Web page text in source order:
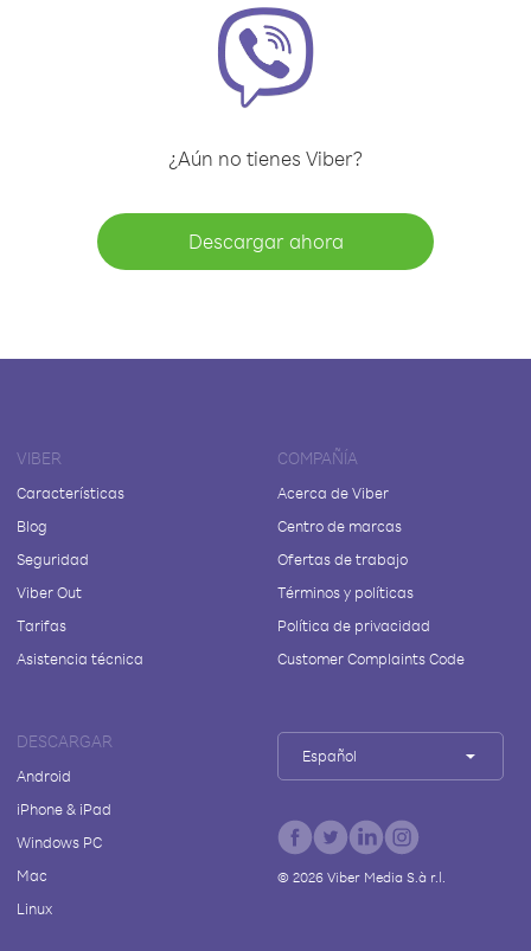
¿Aún no tienes Viber?
Descargar ahora
VIBER
Características
Blog
Seguridad
Viber Out
Tarifas
Asistencia técnica
COMPAÑÍA
Acerca de Viber
Centro de marcas
Ofertas de trabajo
Términos y políticas
Política de privacidad
Customer Complaints Code
DESCARGAR
Android
iPhone & iPad
Windows PC
Mac
Linux
Español
© 2026Viber Media S.à r.l.